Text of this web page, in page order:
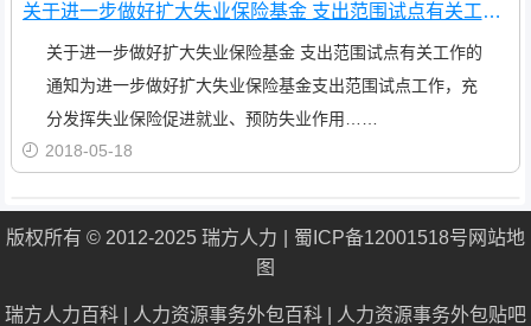
关于进一步做好扩大失业保险基金 支出范围试点有关工作的通知
关于进一步做好扩大失业保险基金 支出范围试点有关工作的
通知为进一步做好扩大失业保险基金支出范围试点工作，充
分发挥失业保险促进就业、预防失业作用……
2018-05-18
版权所有 © 2012-2025 瑞方人力 蜀ICP备12001518号 网站地
图
瑞方人力百科 人力资源事务外包百科 人力资源事务外包贴吧